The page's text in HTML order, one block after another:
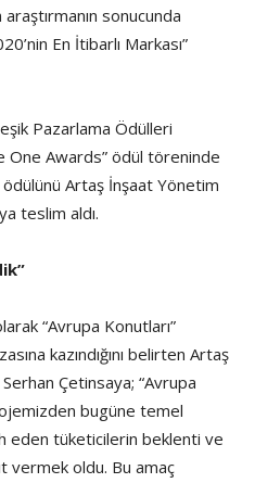
sonucunda
En İtibarlı Markası”
Pazarlama Ödülleri
One Awards” ödül töreninde
ödülünü Artaş İnşaat Yönetim
teslim aldı.
“Avrupa Konutları”
kazındığını belirten Artaş
Çetinsaya; “Avrupa
bugüne temel
eden tüketicilerin beklenti ve
vermek oldu. Bu amaç